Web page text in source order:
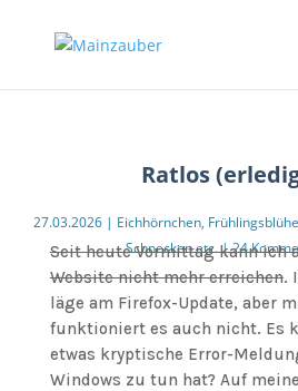
Ratlos
27.03.2026 | Eichhörnchen,
Schnecken etc.|24
Seit heute Vormittag kann ich
Website nicht mehr erreichen.
läge am Firefox-Update, aber
funktioniert es auch nicht. Es
etwas kryptische Error-
Windows zu tun hat? Auf